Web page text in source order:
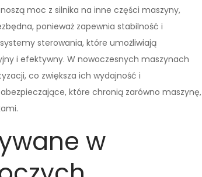
moc z silnika na inne części maszyny,
ponieważ zapewnia stabilność i
sterowania, które umożliwiają
i efektywny. W nowoczesnych maszynach
co zwiększa ich wydajność i
które chronią zarówno maszynę,
w